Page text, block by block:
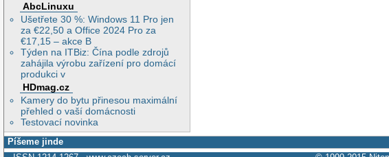
AbcLinuxu
Ušetřete 30 %: Windows 11 Pro jen
za €22,50 a Office 2024 Pro za
€17,15 – akce B
Týden na ITBiz: Čína podle zdrojů
zahájila výrobu zařízení pro domácí
produkci v
HDmag.cz
Kamery do bytu přinesou maximální
přehled o vaší domácnosti
Testovací novinka
Píšeme jinde